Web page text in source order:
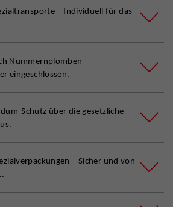
– Individuell für das
Nummernplomben –
eingeschlossen.
Schutz über die gesetzliche
– Sicher und von